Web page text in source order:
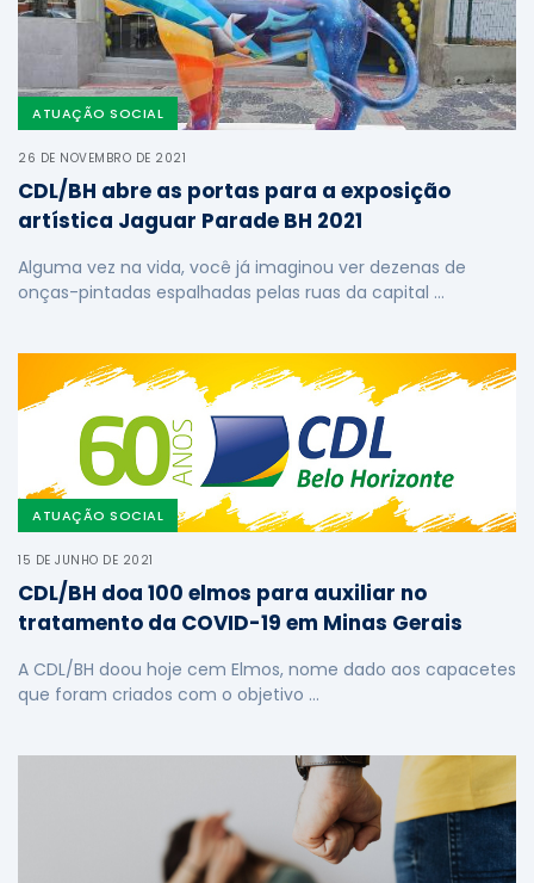
ATUAÇÃO SOCIAL
26 DE NOVEMBRO DE 2021
CDL/BH abre as portas para a exposição
artística Jaguar Parade BH 2021
Alguma vez na vida, você já imaginou ver dezenas de
onças-pintadas espalhadas pelas ruas da capital …
ATUAÇÃO SOCIAL
15 DE JUNHO DE 2021
CDL/BH doa 100 elmos para auxiliar no
tratamento da COVID-19 em Minas Gerais
A CDL/BH doou hoje cem Elmos, nome dado aos capacetes
que foram criados com o objetivo …